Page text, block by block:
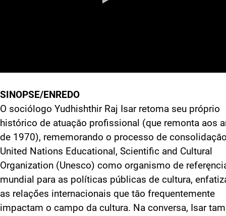
SINOPSE/ENREDO
O sociólogo Yudhishthir Raj Isar retoma seu próprio
histórico de atuaçăo profissional (que remonta aos
de 1970), rememorando o processo de
United Nations Educational, Scientific and Cultural
Organization (Unesco) como organismo de
mundial para as políticas públicas de cultura,
as relaçőes internacionais que tăo frequentemente
impactam o campo da cultura. Na conversa, Isar